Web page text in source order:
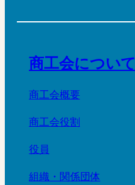
商工会について
商工会概要
商工会役割
役員
組織・関係団体